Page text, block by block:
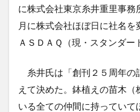
に株式会社東京糸井重里事務
月に株式会社ほぼ日に社名を
ＡＳＤＡＱ（現・スタンダー
糸井氏は「創刊２５周年の
えて決めた。鉢植えの苗木（
いる全ての仲間に持ってい